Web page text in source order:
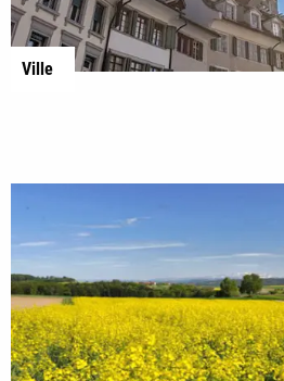
Ville